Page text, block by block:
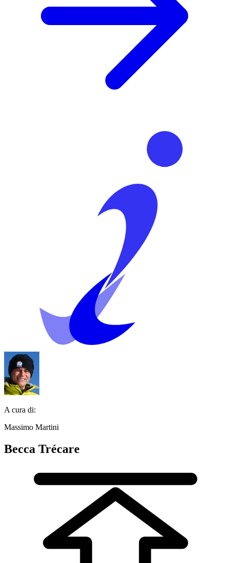
A cura di:
Massimo Martini
Becca Trécare